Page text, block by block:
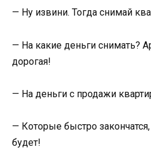
— Ну извини. Тогда снимай
— На какие деньги снимать?
дорогая!
— На деньги с продажи
— Которые быстро
будет!